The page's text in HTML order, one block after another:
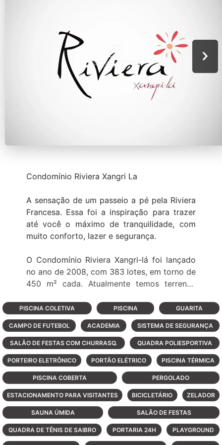
Condomínio Riviera Xangri La
A sensação de um passeio a pé pela Riviera
Francesa. Essa foi a inspiração para trazer
até você o máximo de tranquilidade, com
muito conforto, lazer e segurança.
O Condomínio Riviera Xangri-lá foi lançado
no ano de 2008, com 383 lotes, em torno de
450 m² cada. Atualmente temos terrenos
sonhos e excelentes casas prontas para
morar.
No Riviera Xangri-Lá os momentos são
sempre especiais, porque tudo acontece no
ritmo suave da brisa do mar, com a
contemplação de todas as coisas que fazem
bem. O horizonte onde o olhar se perde, os
gramados onde as crianças correm, as
paisagens por onde se caminha
despreocupadamente.
PISCINA COLETIVA PISCINA GUARITA
CAMPO DE FUTEBOL ACADEMIA SISTEMA DE SEGURANÇA
SALÃO DE FESTAS COM CHURRASQ. QUADRA POLIESPORTIVA
PORTEIRO ELETRÔNICO PORTÃO ELÉTRICO PISCINA TÉRMICA
PISCINA COBERTA PERGOLADO
ESTACIONAMENTO PARA VISITANTES BICICLETÁRIO ZELADOR
SAUNA ÚMIDA SALÃO DE FESTAS
QUADRA DE TÊNIS DE SAIBRO PORTARIA 24H PLAYGROUND